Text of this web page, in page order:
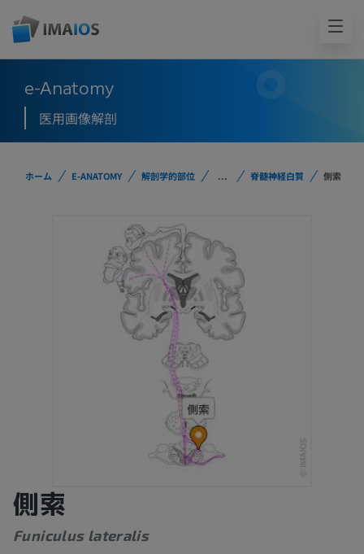
e-Anatomy
医用画像解剖
ホーム E-ANATOMY 解剖学的部位 ... 脊髄神経白質 側索
側索
Funiculus lateralis